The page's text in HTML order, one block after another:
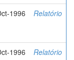
1996 Relatório
1996 Relatório